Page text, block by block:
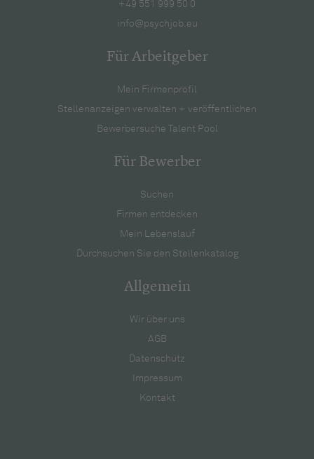
+49 551 999 50 0
info@psychjob.eu
Für Arbeitgeber
Mein Firmenprofil
Stellenanzeigen verwalten + veröffentlichen
Bewerbersuche Talent Pool
Für Bewerber
Suchen
Firmen entdecken
Mein Lebenslauf
Durchsuchen Sie den Stellenkatalog
Allgemein
Wir über uns
AGB
Datenschutz
Impressum
Kontakt